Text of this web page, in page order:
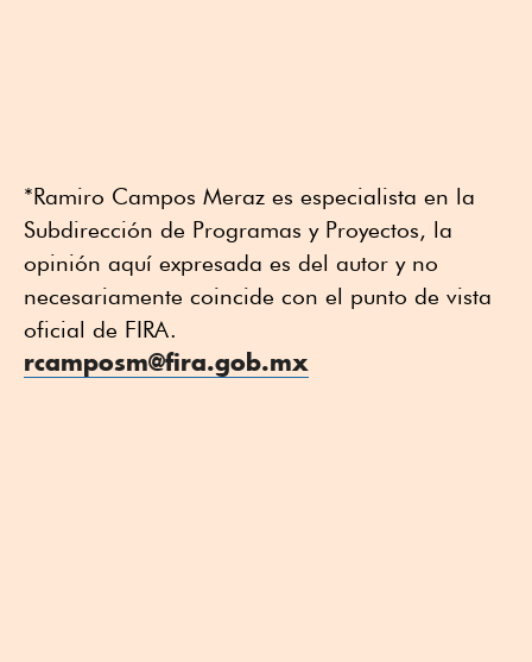
*Ramiro Campos Meraz es especialista en la
Subdirección de Programas y Proyectos, la
opinión aquí expresada es del autor y no
necesariamente coincide con el punto de vista
oficial de FIRA.
rcamposm@fira.gob.mx